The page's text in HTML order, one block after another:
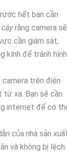
hết bạn cần
rằng camera sẽ
cần giám sát,
kính để tránh hình
camera trên điện
xa. Bạn sẽ cần
internet để có
của nhà sản
và không bị lệch